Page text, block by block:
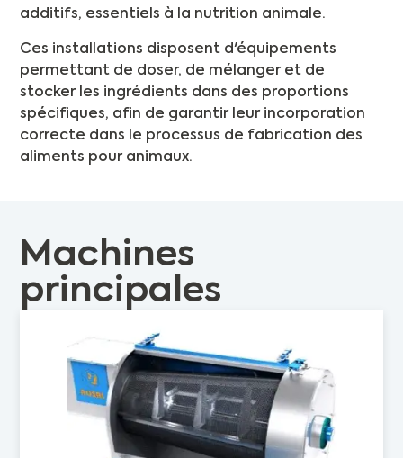
additifs, essentiels à la nutrition animale.
Ces installations disposent d'équipements
permettant de doser, de mélanger et de
stocker les ingrédients dans des proportions
spécifiques, afin de garantir leur incorporation
correcte dans le processus de fabrication des
aliments pour animaux.
Machines
principales